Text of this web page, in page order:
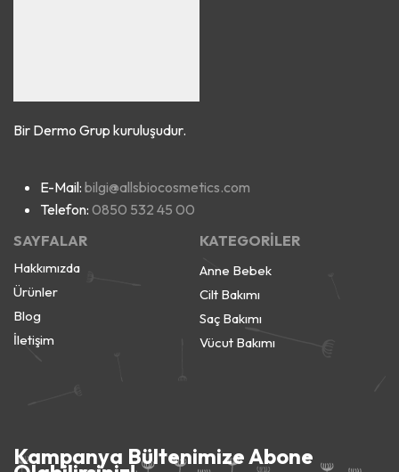
Bir Dermo Grup kuruluşudur.
E-Mail: bilgi@allsbiocosmetics.com
Telefon: 0850 532 45 00
SAYFALAR
Hakkımızda
Ürünler
Blog
İletişim
KATEGORİLER
Anne Bebek
Cilt Bakımı
Saç Bakımı
Vücut Bakımı
Kampanya Bültenimize Abone